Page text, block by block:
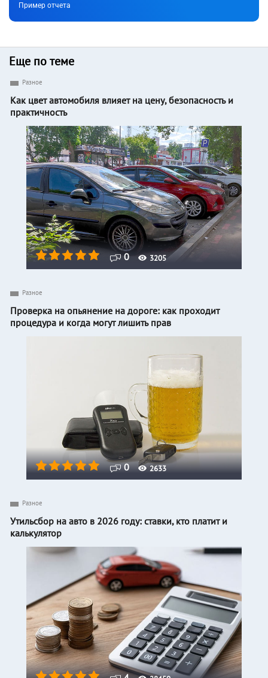
Пример отчета
Еще по теме
0 3205
Разное
Как цвет автомобиля влияет на цену, безопасность и
практичность
0 2633
Разное
Проверка на опьянение на дороге: как проходит
процедура и когда могут лишить прав
Разное
Утильсбор на авто в 2026 году: ставки, кто платит и
калькулятор